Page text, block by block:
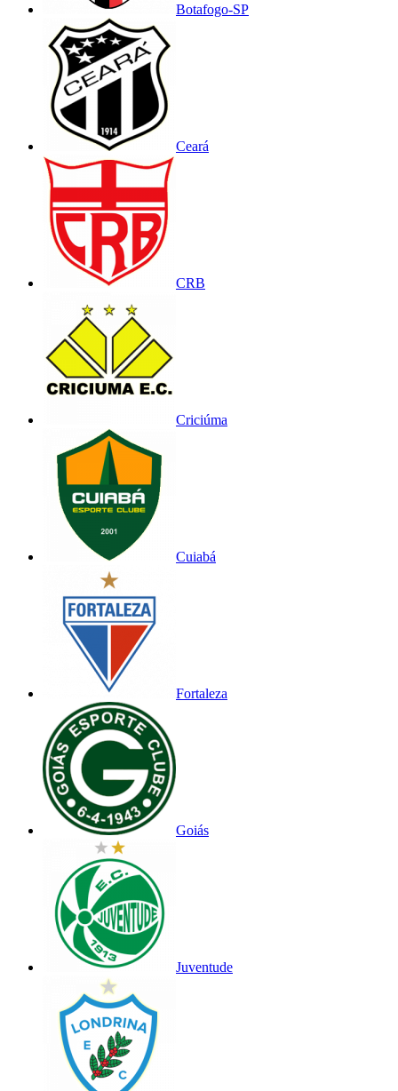
Botafogo-SP
Ceará
CRB
Criciúma
Cuiabá
Fortaleza
Goiás
Juventude